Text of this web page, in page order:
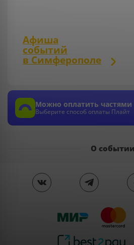
Афиша
событий
в Симферополе
Можно оплатить частями
Выберите способ оплаты Плайт
О событии